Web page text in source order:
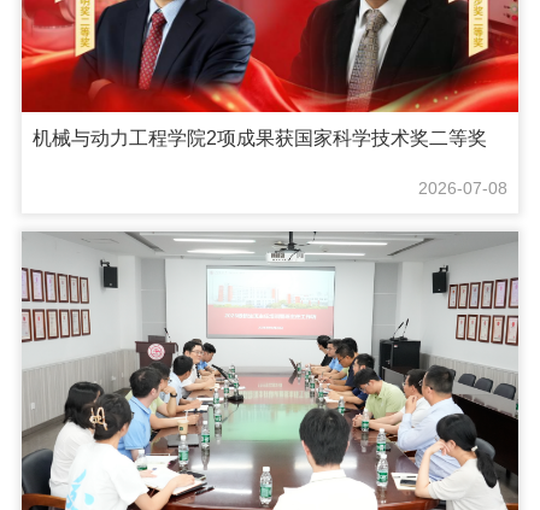
机械与动力工程学院2项成果获国家科学技术奖二等奖
2026-07-08